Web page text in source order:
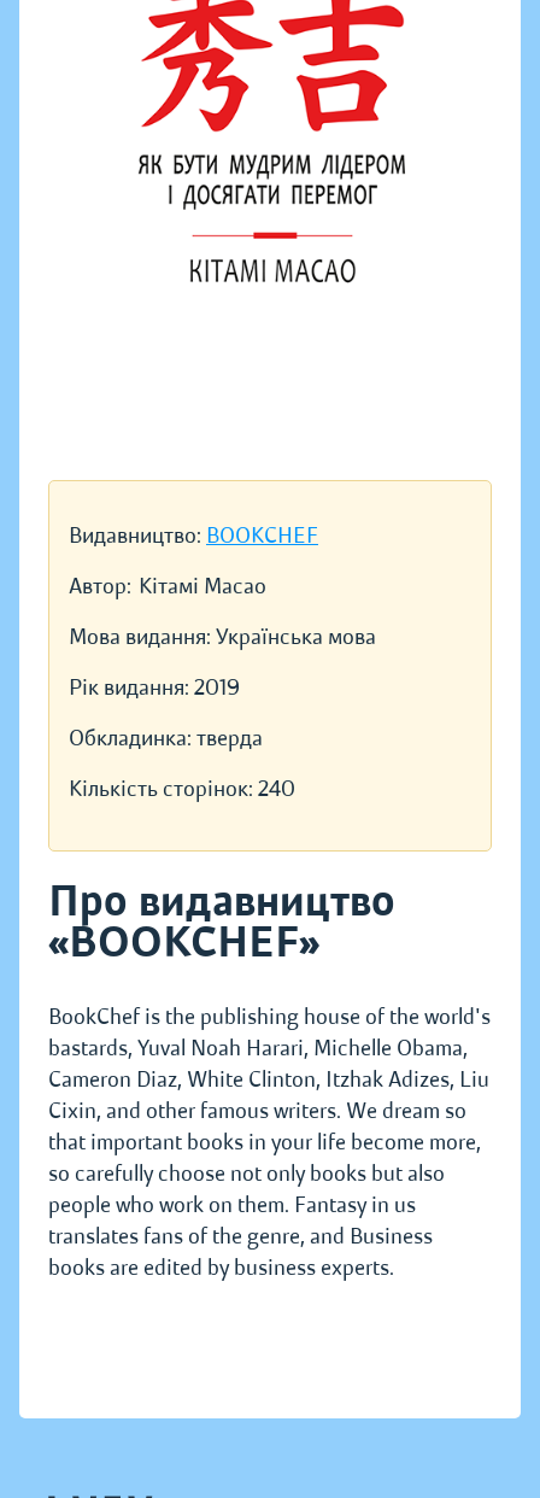
Видавництво: BOOKCHEF
Автор: Кітамі Масао
Мова видання: Українська мова
Рік видання: 2019
Обкладинка: тверда
Кількість сторінок: 240
Про видавництво
«BOOKCHEF»
BookChef is the publishing house of the world's
bastards, Yuval Noah Harari, Michelle Obama,
Cameron Diaz, White Clinton, Itzhak Adizes, Liu
Cixin, and other famous writers. We dream so
that important books in your life become more,
so carefully choose not only books but also
people who work on them. Fantasy in us
translates fans of the genre, and Business
books are edited by business experts.